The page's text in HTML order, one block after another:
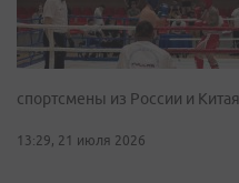
спортсмены из России и Китая
13:29, 21 июля 2026